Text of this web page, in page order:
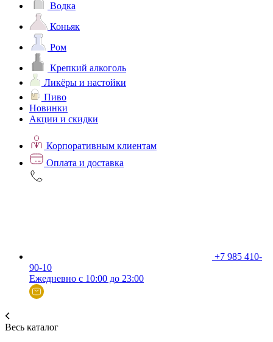
Водка
Коньяк
Ром
Крепкий алкоголь
Ликёры и настойки
Пиво
Новинки
Акции и скидки
Корпоративным клиентам
Оплата и доставка
+7 985 410-
90-10
Ежедневно с 10:00 до 23:00
Весь каталог